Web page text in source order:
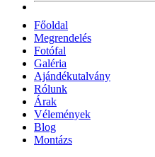
Főoldal
Megrendelés
Fotófal
Galéria
Ajándékutalvány
Rólunk
Árak
Vélemények
Blog
Montázs